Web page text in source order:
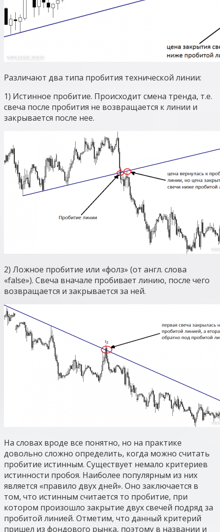
Различают два типа пробития технической линии:
1) Истинное пробитие. Происходит смена тренда, т.е.
свеча после пробития не возвращается к линии и
закрывается после нее.
2) Ложное пробитие или «фолз» (от англ. слова
«false»). Свеча вначале пробивает линию, после чего
возвращается и закрывается за ней.
На словах вроде все понятно, но на практике
довольно сложно определить, когда можно считать
пробитие истинным. Существует немало критериев
истинности пробоя. Наиболее популярным из них
является «правило двух дней». Оно заключается в
том, что истинным считается то пробитие, при
котором произошло закрытие двух свечей подряд за
пробитой линией. Отметим, что данный критерий
пришел из фондового рынка, поэтому в названии и